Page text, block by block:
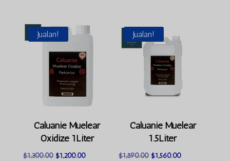
Jualan!
Caluanie Muelear
Oxidize 1Liter
$1,300.00 Harga
$1,200.00Harga
Jualan!
Caluanie Muelear
1.5Liter
$1,890.00 Harga
$1,560.00Harga